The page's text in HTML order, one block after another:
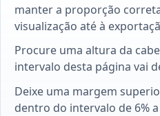
manter a proporção
visualização até à
Procure uma altura da
intervalo desta página vai
Deixe uma margem
dentro do intervalo de 6% a